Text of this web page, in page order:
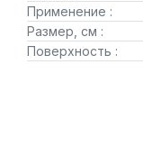
Применение :
Размер, см :
Поверхность :